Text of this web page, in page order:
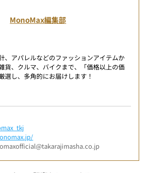
MonoMax編集部
、アパレルなどのファッションアイテムか
貨、クルマ、バイクまで、「価格以上の価
選し、多角的にお届けします！